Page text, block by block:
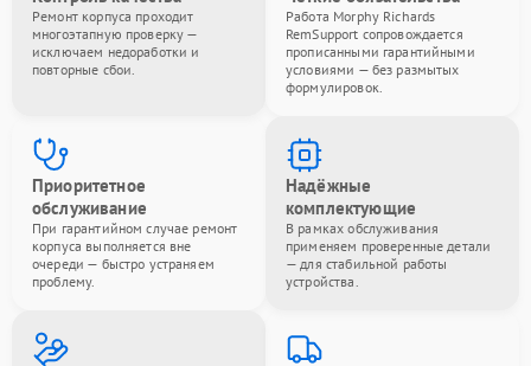
Ремонт корпуса проходит
многоэтапную проверку —
исключаем недоработки и
повторные сбои.
Работа Morphy Richards
RemSupport сопровождается
прописанными гарантийными
условиями — без размытых
формулировок.
Приоритетное
обслуживание
При гарантийном случае ремонт
корпуса выполняется вне
очереди — быстро устраняем
проблему.
Надёжные
комплектующие
В рамках обслуживания
применяем проверенные детали
— для стабильной работы
устройства.